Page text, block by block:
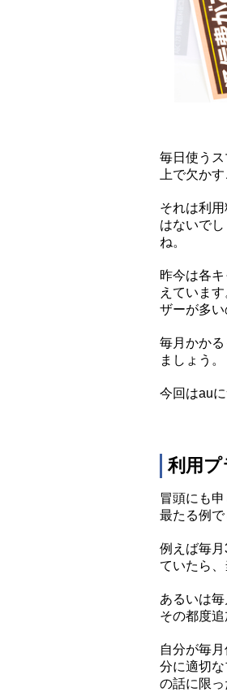
毎日使う
上で欠か
それは利
はないで
ね。
昨今は各
えていま
ザーが多い
毎月かか
ましょう。
今回はau
利用プ
冒頭にも
最たる例で
例えば毎
ていたら、
あるいは
その都度
自分が毎
分に適切
の話に限